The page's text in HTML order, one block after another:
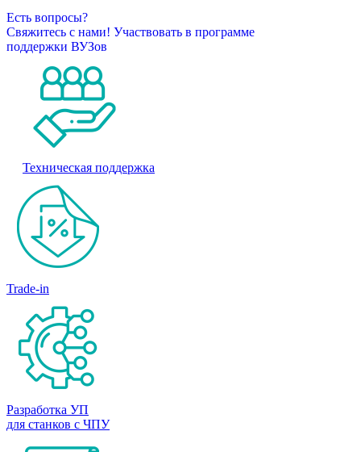
Есть вопросы?
Свяжитесь с нами! Участвовать в программе
поддержки ВУЗов
Техническая поддержка
Trade-in
Разработка УП
для станков с ЧПУ